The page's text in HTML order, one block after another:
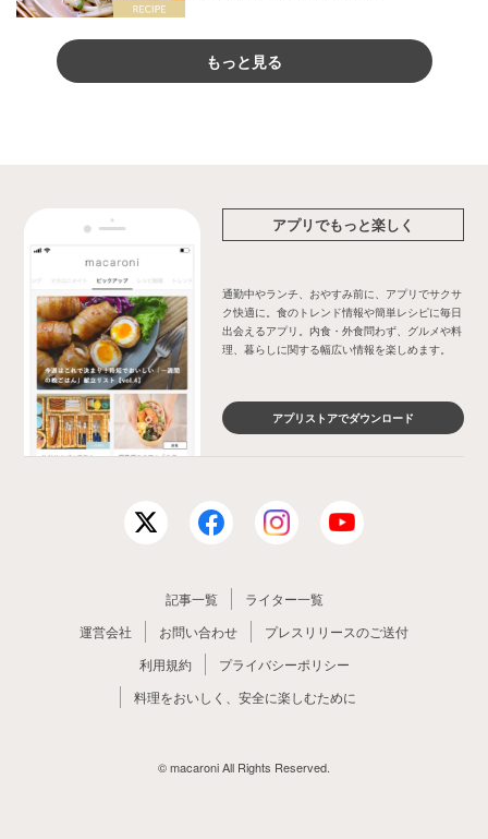
もっと見る
アプリでもっと楽しく
通勤中やランチ、おやすみ前に、アプリでサクサ
ク快適に。食のトレンド情報や簡単レシピに毎日
出会えるアプリ。内食・外食問わず、グルメや料
理、暮らしに関する幅広い情報を楽しめます。
アプリストアでダウンロード
記事一覧
ライター一覧
運営会社
お問い合わせ
プレスリリースのご送付
利用規約
プライバシーポリシー
料理をおいしく、安全に楽しむために
© macaroni All Rights Reserved.